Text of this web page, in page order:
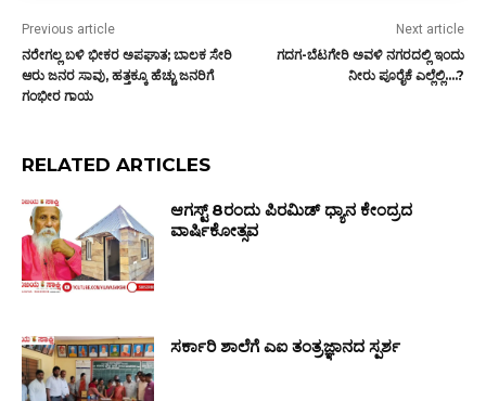
Previous article
ನರೇಗಲ್ಲ ಬಳಿ ಭೀಕರ ಅಪಘಾತ; ಬಾಲಕ ಸೇರಿ
ಆರು ಜನರ ಸಾವು, ಹತ್ತಕ್ಕೂ ಹೆಚ್ಚು ಜನರಿಗೆ
ಗಂಭೀರ ಗಾಯ
Next article
ಗದಗ-ಬೆಟಗೇರಿ ಅವಳಿ ನಗರದಲ್ಲಿ ಇಂದು
ನೀರು ಪೂರೈಕೆ ಎಲ್ಲೆಲ್ಲಿ….?
RELATED ARTICLES
ಆಗಸ್ಟ್ 8ರಂದು ಪಿರಮಿಡ್ ಧ್ಯಾನ ಕೇಂದ್ರದ
ವಾರ್ಷಿಕೋತ್ಸವ
ಸರ್ಕಾರಿ ಶಾಲೆಗೆ ಎಐ ತಂತ್ರಜ್ಞಾನದ ಸ್ಪರ್ಶ